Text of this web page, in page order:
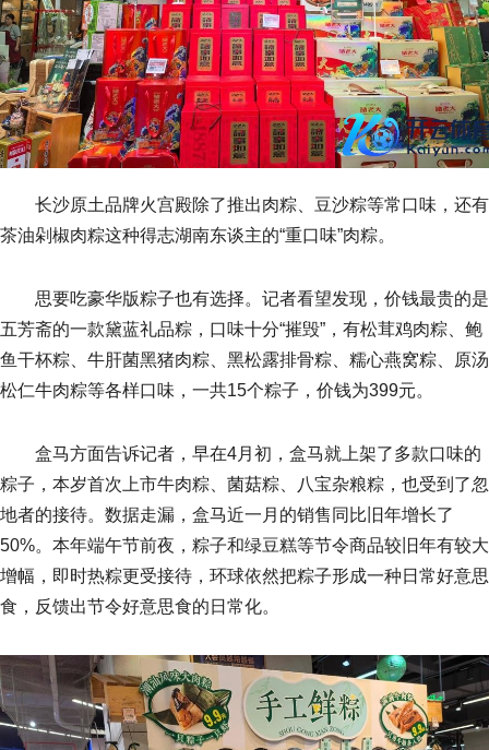
长沙原土品牌火宫殿除了推出肉粽、豆沙粽等常口味，还有
茶油剁椒肉粽这种得志湖南东谈主的“重口味”肉粽。
思要吃豪华版粽子也有选择。记者看望发现，价钱最贵的是
五芳斋的一款黛蓝礼品粽，口味十分“摧毁”，有松茸鸡肉粽、鲍
鱼干杯粽、牛肝菌黑猪肉粽、黑松露排骨粽、糯心燕窝粽、原汤
松仁牛肉粽等各样口味，一共15个粽子，价钱为399元。
盒马方面告诉记者，早在4月初，盒马就上架了多款口味的
粽子，本岁首次上市牛肉粽、菌菇粽、八宝杂粮粽，也受到了忽
地者的接待。数据走漏，盒马近一月的销售同比旧年增长了
50%。本年端午节前夜，粽子和绿豆糕等节令商品较旧年有较大
增幅，即时热粽更受接待，环球依然把粽子形成一种日常好意思
食，反馈出节令好意思食的日常化。